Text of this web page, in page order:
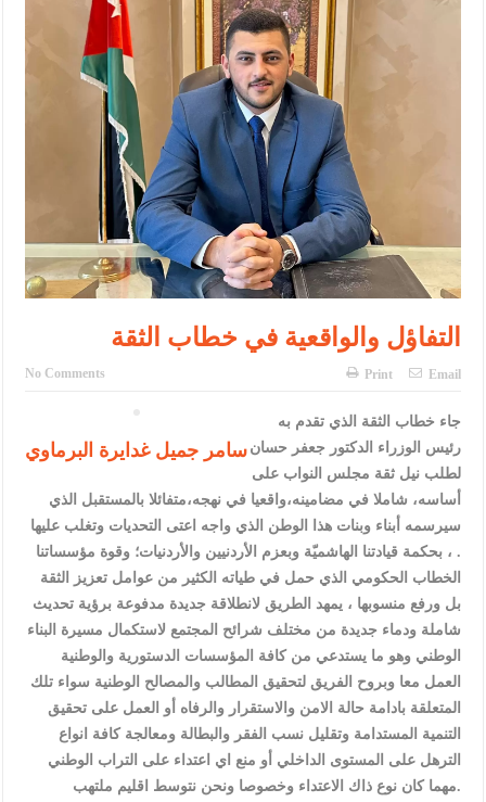
على شراكة فاعلة مع الإعلام
دعوة المكلفين بخدمة العلم (الدفعة الثالثة) إلى مراجعة منصة خدمة
العلم
الملك يلتقي مجموعة من رفاق السلاح
الملك يتلقى اتصالا هاتفيا من العاهل البحريني
القاضي محمود أحمد فريحات.. مبارك ومزيدا من التوفيق
التفاؤل والواقعية في خطاب الثقة
No Comments Print Email
سامر جميل غدايرة البرماوي
جاء خطاب الثقة الذي تقدم به
رئيس الوزراء الدكتور جعفر حسان
لطلب نيل ثقة مجلس النواب على
أساسه، شاملا في مضامينه،واقعيا في نهجه،متفائلا بالمستقبل الذي
سيرسمه أبناء وبنات هذا الوطن الذي واجه اعتى التحديات وتغلب عليها
، بحكمة قيادتنا الهاشميّة وبعزم الأردنيين والأردنيات؛ وقوة مؤسساتنا .
الخطاب الحكومي الذي حمل في طياته الكثير من عوامل تعزيز الثقة
بل ورفع منسوبها ، يمهد الطريق لانطلاقة جديدة مدفوعة برؤية تحديث
شاملة ودماء جديدة من مختلف شرائح المجتمع لاستكمال مسيرة البناء
الوطني وهو ما يستدعي من كافة المؤسسات الدستورية والوطنية
العمل معا وبروح الفريق لتحقيق المطالب والمصالح الوطنية سواء تلك
المتعلقة بادامة حالة الامن والاستقرار والرفاه أو العمل على تحقيق
التنمية المستدامة وتقليل نسب الفقر والبطالة ومعالجة كافة انواع
الترهل على المستوى الداخلي أو منع اي اعتداء على التراب الوطني
مهما كان نوع ذاك الاعتداء وخصوصا ونحن نتوسط اقليم ملتهب.